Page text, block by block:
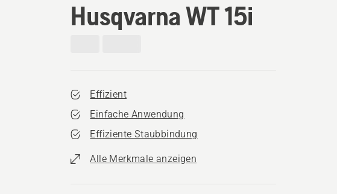
Husqvarna WT 15i
Effizient
Einfache Anwendung
Effiziente Staubbindung
Alle Merkmale anzeigen